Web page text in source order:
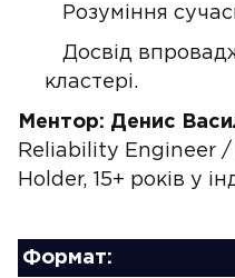
Розуміння
Досвід
кластері.
Ментор: Денис
Reliability Engineer /
Holder, 15+ років у
Формат: